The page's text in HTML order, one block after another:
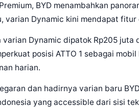
BYD menambahkan
varian Dynamic kini mendapat
varian Dynamic dipatok Rp205 juta
posisi ATTO 1 sebagai
harian.
dan hadirnya varian baru
yang accessible dari sisi